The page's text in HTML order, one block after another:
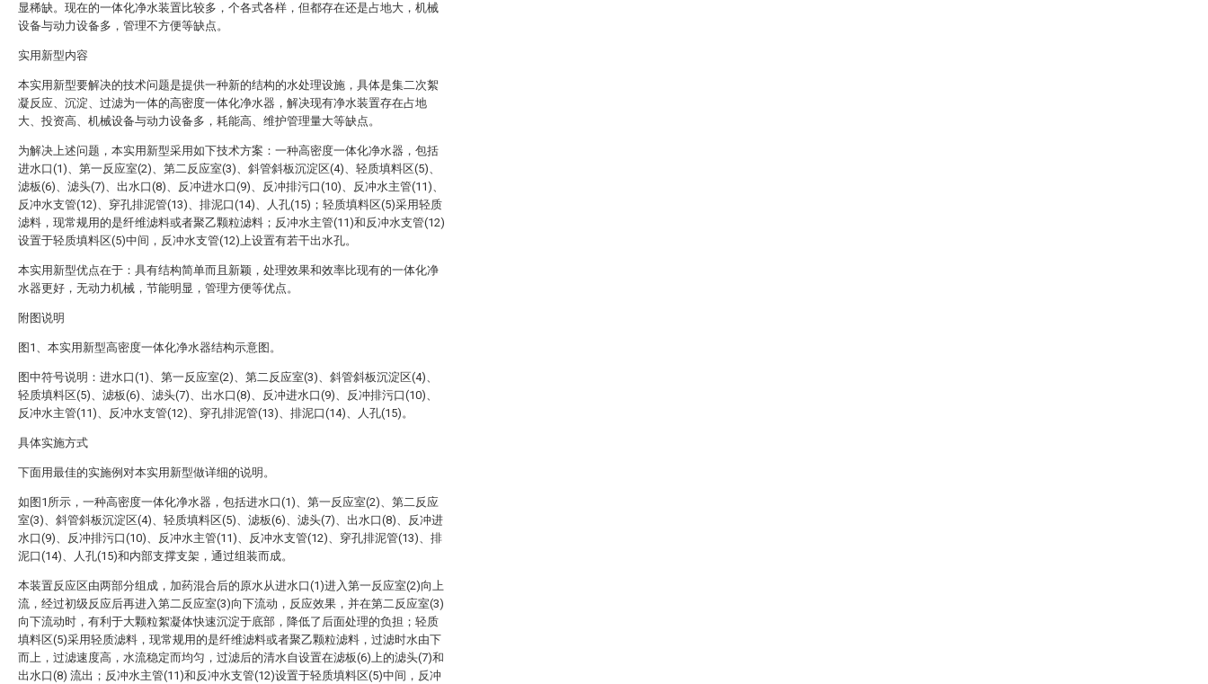
显稀缺。现在的一体化净水装置比较多，个各式各样，但都存在还是占地大，机械
设备与动力设备多，管理不方便等缺点。
实用新型内容
本实用新型要解决的技术问题是提供一种新的结构的水处理设施，具体是集二次絮
凝反应、沉淀、过滤为一体的高密度一体化净水器，解决现有净水装置存在占地
大、投资高、机械设备与动力设备多，耗能高、维护管理量大等缺点。
为解决上述问题，本实用新型采用如下技术方案：一种高密度一体化净水器，包括
进水口(1)、第一反应室(2)、第二反应室(3)、斜管斜板沉淀区(4)、轻质填料区(5)、
滤板(6)、滤头(7)、出水口(8)、反冲进水口(9)、反冲排污口(10)、反冲水主管(11)、
反冲水支管(12)、穿孔排泥管(13)、排泥口(14)、人孔(15)；轻质填料区(5)采用轻质
滤料，现常规用的是纤维滤料或者聚乙颗粒滤料；反冲水主管(11)和反冲水支管(12)
设置于轻质填料区(5)中间，反冲水支管(12)上设置有若干出水孔。
本实用新型优点在于：具有结构简单而且新颖，处理效果和效率比现有的一体化净
水器更好，无动力机械，节能明显，管理方便等优点。
附图说明
图1、本实用新型高密度一体化净水器结构示意图。
图中符号说明：进水口(1)、第一反应室(2)、第二反应室(3)、斜管斜板沉淀区(4)、
轻质填料区(5)、滤板(6)、滤头(7)、出水口(8)、反冲进水口(9)、反冲排污口(10)、
反冲水主管(11)、反冲水支管(12)、穿孔排泥管(13)、排泥口(14)、人孔(15)。
具体实施方式
下面用最佳的实施例对本实用新型做详细的说明。
如图1所示，一种高密度一体化净水器，包括进水口(1)、第一反应室(2)、第二反应
室(3)、斜管斜板沉淀区(4)、轻质填料区(5)、滤板(6)、滤头(7)、出水口(8)、反冲进
水口(9)、反冲排污口(10)、反冲水主管(11)、反冲水支管(12)、穿孔排泥管(13)、排
泥口(14)、人孔(15)和内部支撑支架，通过组装而成。
本装置反应区由两部分组成，加药混合后的原水从进水口(1)进入第一反应室(2)向上
流，经过初级反应后再进入第二反应室(3)向下流动，反应效果，并在第二反应室(3)
向下流动时，有利于大颗粒絮凝体快速沉淀于底部，降低了后面处理的负担；轻质
填料区(5)采用轻质滤料，现常规用的是纤维滤料或者聚乙颗粒滤料，过滤时水由下
而上，过滤速度高，水流稳定而均匀，过滤后的清水自设置在滤板(6)上的滤头(7)和
出水口(8) 流出；反冲水主管(11)和反冲水支管(12)设置于轻质填料区(5)中间，反冲